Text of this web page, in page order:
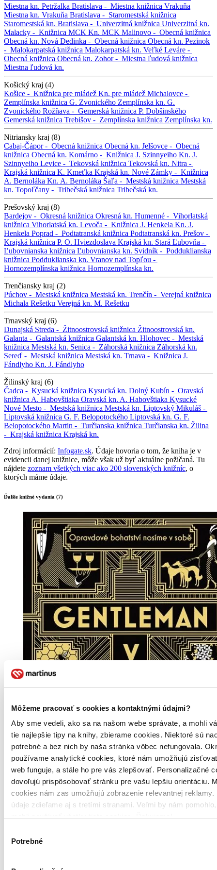
Môžeme pracovať s cookies a kontaktnými údajmi?
Aby sme vedeli, ako sa na našom webe správate, a mohli
tie najlepšie tipy na knihy, zbierame cookies. Niektoré sú
potrebné a bez nich by naša stránka vôbec nefungovala.
používame analytické cookies, ktoré nám umožňujú
web funguje, a stále ho pre vás zlepšovať. Personalizačné
dovoľujú prispôsobovať stránku pre vašu lepšiu orientáciu.
cookies nám zas umožňujú zobrazenie relevantnej reklamy.
údaje zdieľame aj s tretími stranami. Veľmi by nám
súhlasu
Potrebné
Miestna kn. Petržalka Bratislava - Miestna knižnica Vrakuňa
Miestna kn. Vrakuňa Bratislava - Staromestská knižnica
Staromestská kn. Bratislava - Univerzitná knižnica Univerzitná kn.
Malacky - Knižnica MCK Kn. MCK Malinovo - Obecná knižnica
Obecná kn. Nová Dedinka - Obecná knižnica Obecná kn. Pezinok
- Malokarpatská knižnica Malokarpatská kn. Veľké Leváre -
Obecná knižnica Obecná kn. Zohor - Miestna ľudová knižnica
Miestna ľudová kn.
Košický kraj (4)
Košice - Knižnica pre mládež Kn. pre mládež Michalovce -
Zemplínska knižnica G. Zvonického Zemplínska kn. G.
Zvonického Rožňava - Gemerská knižnica P. Dobšinského
Gemerská knižnica Trebišov - Zemplínska knižnica Zemplínska kn.
Nitriansky kraj (8)
Cabaj-Čápor - Obecná knižnica Obecná kn. Jelšovce - Obecná
knižnica Obecná kn. Komárno - Knižnica J. Szinnyeiho Kn. J.
Szinnyeiho Levice - Tekovská knižnica Tekovská kn. Nitra -
Krajská knižnica K. Kmeťka Krajská kn. Nové Zámky - Knižnica
A. Bernoláka Kn. A. Bernoláka Šaľa - Mestská knižnica Mestská
kn. Topoľčany - Tribečská knižnica Tribečská kn.
Prešovský kraj (8)
Bardejov - Okresná knižnica Okresná kn. Humenné - Vihorlatská
knižnica Vihorlatská kn. Levoča - Knižnica J. Henkela Kn. J.
Henkela Poprad - Podtatranská knižnica Podtatranská kn. Prešov -
Krajská knižnica P. O. Hviezdoslava Krajská kn. Stará Ľubovňa -
Ľubovnianska knižnica Ľubovnianska kn. Svidník - Podduklianska
knižnica Podduklianska kn. Vranov nad Topľou -
Hornozemplínska knižnica Hornozemplínska kn.
Trenčiansky kraj (2)
Púchov - Mestská knižnica Mestská kn. Trenčín - Verejná knižnica
Michala Rešetku Verejná kn. M. Rešetku
Trnavský kraj (6)
Dunajská Streda - Žitnoostrovská knižnica Žitnoostrovská kn.
Galanta - Galantská knižnica Galantská kn. Hlohovec - Mestská
knižnica Mestská kn. Senica - Záhorská knižnica Záhorská kn.
Sereď - Mestská knižnica Mestská kn. Trnava - Knižnica J.
Fándlyho Kn. J. Fándlyho
Žilinský kraj (6)
Čadca - Kysucká knižnica Kysucká kn. Dolný Kubín - Oravská
knižnica A. Habovštiaka Oravská kn. A. Habovštiaka Kysucké
Nové Mesto - Mestská knižnica Mestská kn. Liptovský Mikuláš -
Liptovská knižnica G. F. Belopotockého Liptovská kn. G. F.
Belopotockého Martin - Turčianska knižnica Turčianska kn. Žilina
- Krajská knižnica Krajská kn.
Zdroj informácií: Infogate.sk. Údaje hovoria o tom, že kniha je v
evidencii danej knižnice, môže však už byť aktuálne požičaná. Tu
nájdete zoznam všetkých viac ako 200 slovenských knižníc, o
ktorých máme údaje.
Ďalšie knižné vydania (7)
Na sklade 2 ks